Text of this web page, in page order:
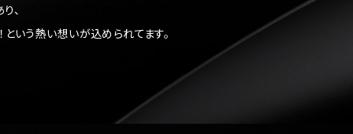
、
いう熱い想いが込められてます。